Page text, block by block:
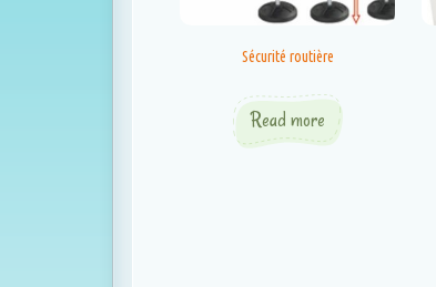
Sécurité routière
Read more